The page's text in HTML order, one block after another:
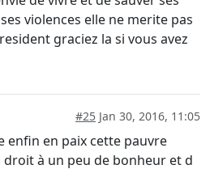
violences elle ne merite pas
graciez la si vous avez
#25 Jan 30, 2016, 11:05
enfin en paix cette pauvre
à un peu de bonheur et d